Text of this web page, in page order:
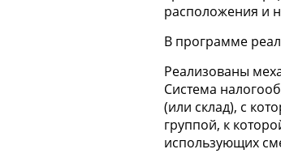
расположения и
В программе
Реализованы
Система
(или склад), с
группой, к
использующих